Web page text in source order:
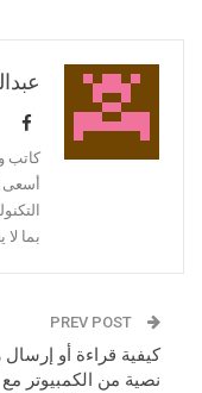
كاتب
أسعى
بما
كيفية قراءة أو
نصية من الكمبيوتر مع